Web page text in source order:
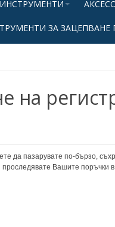
ЗА
на
да пазарувате по-бързо,
Вашите поръчки в